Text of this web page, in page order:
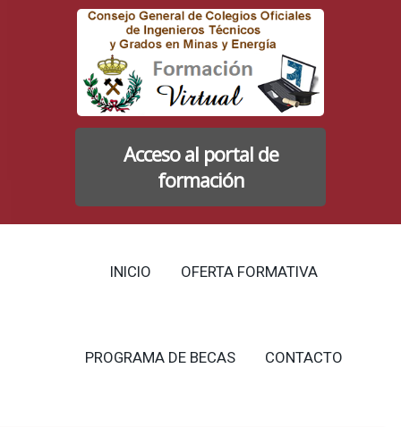
Acceso al portal de
formación
INICIO OFERTA FORMATIVA
PROGRAMA DE BECAS CONTACTO